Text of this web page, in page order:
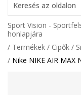
Keresés az oldalon
Sport Vision -
honlapjára
Termékek
Cipők
Nike NIKE AIR MAX